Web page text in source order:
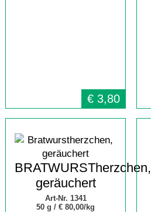
€ 3,80
BRATWURSTherzchen,
geräuchert
Art-Nr. 1341
50 g / € 80,00/kg